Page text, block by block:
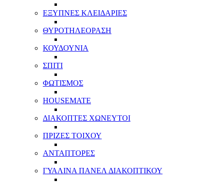
ΕΞΥΠΝΕΣ ΚΛΕΙΔΑΡΙΕΣ
ΘΥΡΟΤΗΛΕΟΡΑΣΗ
ΚΟΥΔΟΥΝΙΑ
ΣΠΙΤΙ
ΦΩΤΙΣΜΟΣ
HOUSEMATE
ΔΙΑΚΟΠΤΕΣ ΧΩΝΕΥΤΟΙ
ΠΡΙΖΕΣ ΤΟΙΧΟΥ
ΑΝΤΑΠΤΟΡΕΣ
ΓΥΑΛΙΝΑ ΠΑΝΕΛ ΔΙΑΚΟΠΤΙΚΟΥ